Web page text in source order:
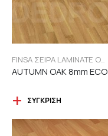
FINSA ΣΕΙΡΑ LAMINATE ORIGINAL "ECO LABEL"
AUTUMN OAK 8mm ECO
ΣΎΓΚΡΙΣΗ